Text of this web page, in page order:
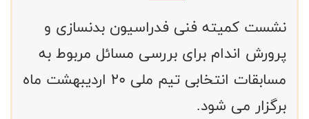
نشست کمیته فنی فدراسیون بدنسازی و
پرورش اندام برای بررسی مسائل مربوط به
مسابقات انتخابی تیم ملی 20 اردیبهشت ماه
برگزار می شود.